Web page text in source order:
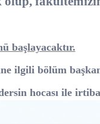
başlayacaktır.
ilgili bölüm
hocası ile